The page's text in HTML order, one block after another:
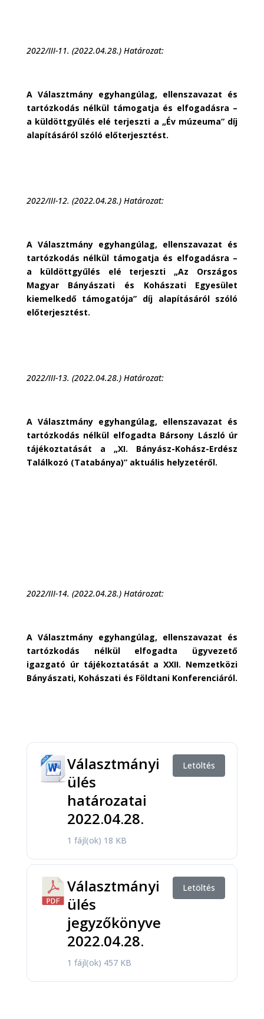
2022/III-11. (2022.04.28.) Határozat:
A Választmány egyhangúlag, ellenszavazat és
tartózkodás nélkül támogatja és elfogadásra –
a küldöttgyűlés elé terjeszti a „Év múzeuma” díj
alapításáról szóló előterjesztést.
2022/III-12. (2022.04.28.) Határozat:
A Választmány egyhangúlag, ellenszavazat és
tartózkodás nélkül támogatja és elfogadásra –
a küldöttgyűlés elé terjeszti „Az Országos
Magyar Bányászati és Kohászati Egyesület
kiemelkedő támogatója” díj alapításáról szóló
előterjesztést.
2022/III-13. (2022.04.28.) Határozat:
A Választmány egyhangúlag, ellenszavazat és
tartózkodás nélkül elfogadta Bársony László úr
tájékoztatását a „XI. Bányász-Kohász-Erdész
Találkozó (Tatabánya)” aktuális helyzetéről.
2022/III-14. (2022.04.28.) Határozat:
A Választmány egyhangúlag, ellenszavazat és
tartózkodás nélkül elfogadta ügyvezető
igazgató úr tájékoztatását a XXII. Nemzetközi
Bányászati, Kohászati és Földtani Konferenciáról.
Választmányi
ülés
határozatai
2022.04.28.
1 fájl(ok) 18 KB
Letöltés
Választmányi
ülés
jegyzőkönyve
2022.04.28.
1 fájl(ok) 457 KB
Letöltés